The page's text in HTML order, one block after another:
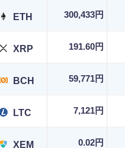
ETH 300,433円
XRP 191.60円
BCH 59,771円
LTC 7,121円
XEM 0.02円